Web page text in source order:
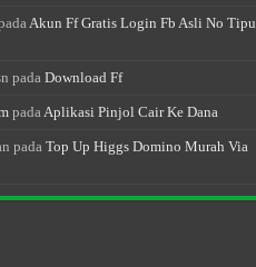
Akun Ff Gratis Login Fb Asli No Tipu
pada Download Ff
padaAplikasi Pinjol Cair Ke Dana
pada Top Up Higgs Domino Murah Via